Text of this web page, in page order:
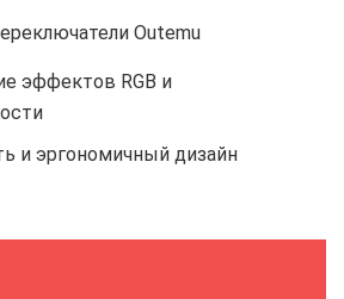
Outemu
эффектов RGB и
и эргономичный дизайн